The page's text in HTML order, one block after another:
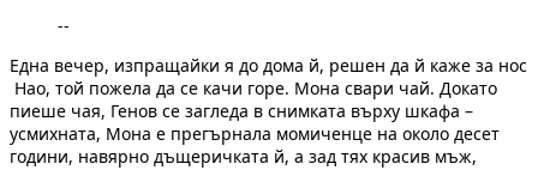
--
Една вечер, изпращайки я до дома й, решен да й каже за нос
Нао, той пожела да се качи горе. Мона свари чай. Докато
пиеше чая, Генов се загледа в снимката върху шкафа –
усмихната, Мона е прегърнала момиченце на около десет
години, навярно дъщеричката й, а зад тях красив мъж,